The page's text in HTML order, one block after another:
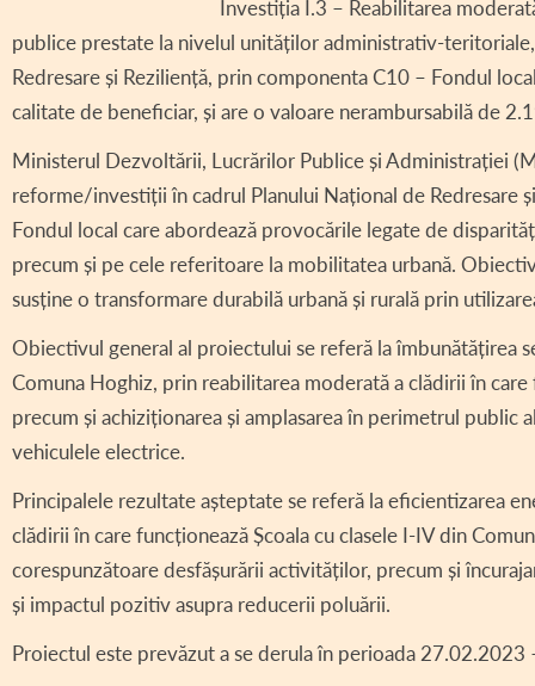
ASISTENȚĂ
COMITET LOCAL
PROIECT – COD
INFORMAȚII
TRANSPARENȚĂ
AVIZE /
VÂNZARE
Investiția I.3 – Reabilitarea
publice prestate la nivelul unităților administrativ-
Redresare și Reziliență, prin componenta C10 – Fondul
calitate de beneficiar, și are o valoare nerambursabilă de
Ministerul Dezvoltării, Lucrărilor Publice și Administrației
reforme/investiții în cadrul Planului Național de Redresare
Fondul local care abordează provocările legate de
precum și pe cele referitoare la mobilitatea urbană.
susține o transformare durabilă urbană și rurală prin
Obiectivul general al proiectului se referă la îmbunătățirea
Comuna Hoghiz, prin reabilitarea moderată a clădirii în
precum și achiziționarea și amplasarea în perimetrul public
vehiculele electrice.
Principalele rezultate așteptate se referă la eficientizarea
clădirii în care funcționează Școala cu clasele I-IV din
corespunzătoare desfășurării activităților, precum și
și impactul pozitiv asupra reducerii poluării.
Proiectul este prevăzut a se derula în perioada